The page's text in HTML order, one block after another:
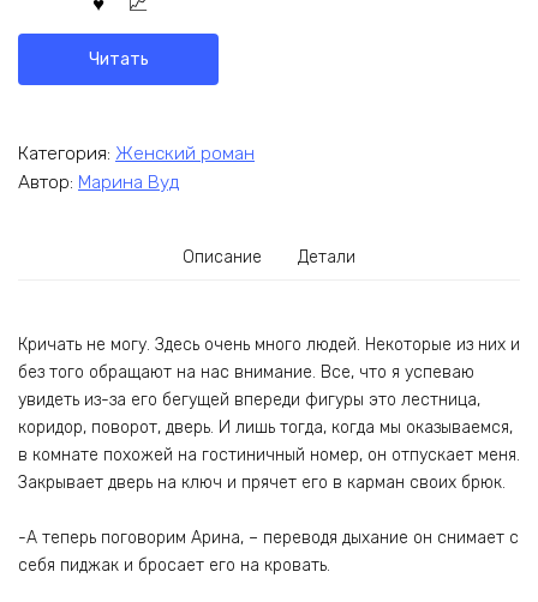
Читать
Категория: Женский роман
Автор: Марина Вуд
Описание Детали
Кричать не могу. Здесь очень много людей. Некоторые из них и
без того обращают на нас внимание. Все, что я успеваю
увидеть из-за его бегущей впереди фигуры это лестница,
коридор, поворот, дверь. И лишь тогда, когда мы оказываемся,
в комнате похожей на гостиничный номер, он отпускает меня.
Закрывает дверь на ключ и прячет его в карман своих брюк.
-А теперь поговорим Арина, – переводя дыхание он снимает с
себя пиджак и бросает его на кровать.